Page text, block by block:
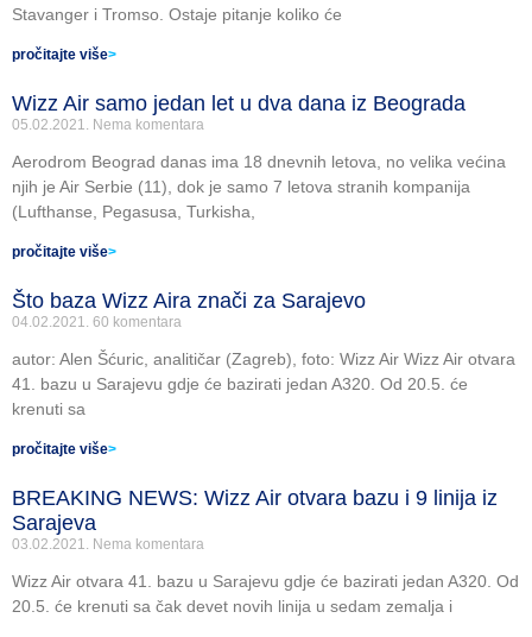
Stavanger i Tromso. Ostaje pitanje koliko će
pročitajte više>
Wizz Air samo jedan let u dva dana iz Beograda
05.02.2021. Nema komentara
Aerodrom Beograd danas ima 18 dnevnih letova, no velika većina
njih je Air Serbie (11), dok je samo 7 letova stranih kompanija
(Lufthanse, Pegasusa, Turkisha,
pročitajte više>
Što baza Wizz Aira znači za Sarajevo
04.02.2021. 60 komentara
autor: Alen Šćuric, analitičar (Zagreb), foto: Wizz Air Wizz Air otvara
41. bazu u Sarajevu gdje će bazirati jedan A320. Od 20.5. će
krenuti sa
pročitajte više>
BREAKING NEWS: Wizz Air otvara bazu i 9 linija iz
Sarajeva
03.02.2021. Nema komentara
Wizz Air otvara 41. bazu u Sarajevu gdje će bazirati jedan A320. Od
20.5. će krenuti sa čak devet novih linija u sedam zemalja i